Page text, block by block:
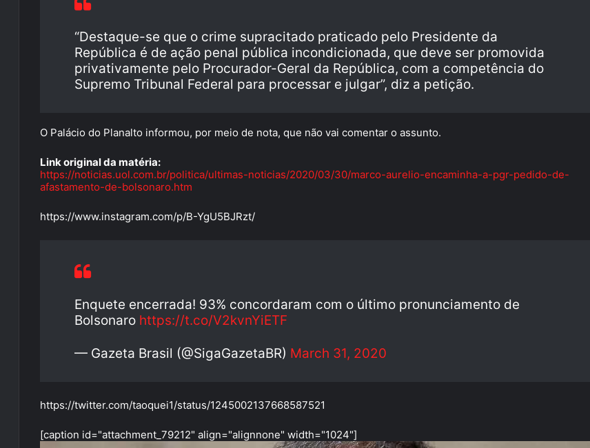
“Destaque-se que o crime supracitado praticado pelo Presidente da
República é de ação penal pública incondicionada, que deve ser promovida
privativamente pelo Procurador-Geral da República, com a competência do
Supremo Tribunal Federal para processar e julgar”, diz a petição.
O Palácio do Planalto informou, por meio de nota, que não vai comentar o assunto.
Link original da matéria:
https://noticias.uol.com.br/politica/ultimas-noticias/2020/03/30/marco-aurelio-encaminha-a-pgr-pedido-de-
afastamento-de-bolsonaro.htm
https://www.instagram.com/p/B-YgU5BJRzt/
Enquete encerrada! 93% concordaram com o último pronunciamento de
Bolsonaro https://t.co/V2kvnYiETF
— Gazeta Brasil (@SigaGazetaBR) March 31, 2020
https://twitter.com/taoquei1/status/1245002137668587521
[caption id="attachment_79212" align="alignnone" width="1024"]